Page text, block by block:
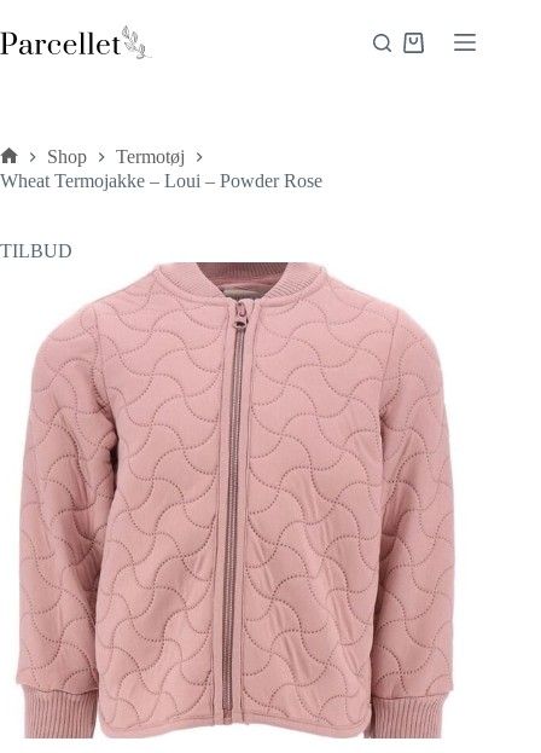
til
indhold
Indkøbskurv
Forside
Shop
Termotøj
Wheat Termojakke – Loui – Powder Rose
TILBUD